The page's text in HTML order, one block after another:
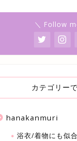
＼ Follow
カテゴリー
hanakanmuri
浴衣/着物にも似